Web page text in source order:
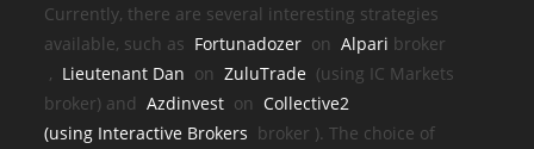
Currently, there are several interesting strategies
available, such as Fortunadozer onAlpari broker
, Lieutenant Dan onZuluTrade (using IC Markets
broker) andAzdinvest onCollective2
(using Interactive Brokers broker ). The choice of